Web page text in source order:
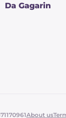
Da Gagarin
About us